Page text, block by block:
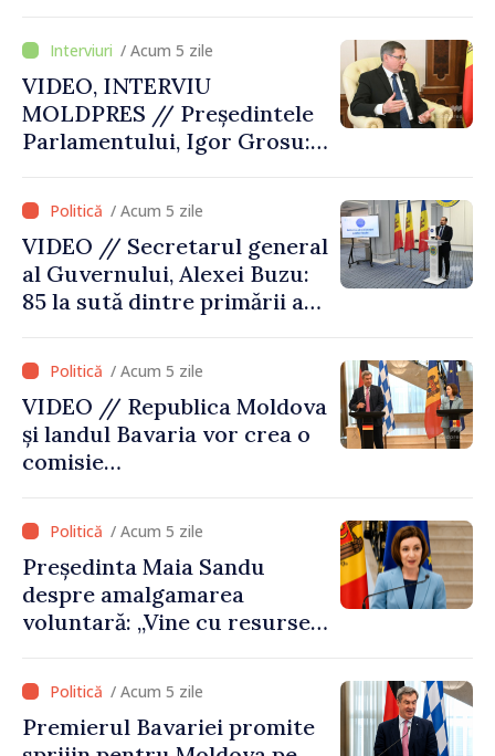
din țară. Alexei Buzu: „Doar
prin primării puternice
putem oferi servicii
calitative și infrastructură
modernizată”
/ Acum 5 zile
VIDEO, INTERVIU
MOLDPRES // Președintele
Parlamentului, Igor Grosu:
fiecare stat membru că
Republica Moldova merită să
fie în Uniunea Europeană”
/ Acum 5 zile
VIDEO // Secretarul general
al Guvernului, Alexei Buzu:
85 la sută dintre primării au
voluntară. Urmează etapa
proiectelor de dezvoltare
/ Acum 5 zile
VIDEO // Republica Moldova
și landul Bavaria vor crea o
comisie
cooperare economică
/ Acum 5 zile
Președinta Maia Sandu
despre amalgamarea
voluntară: „Vine cu resurse
locale”
/ Acum 5 zile
Premierul Bavariei promite